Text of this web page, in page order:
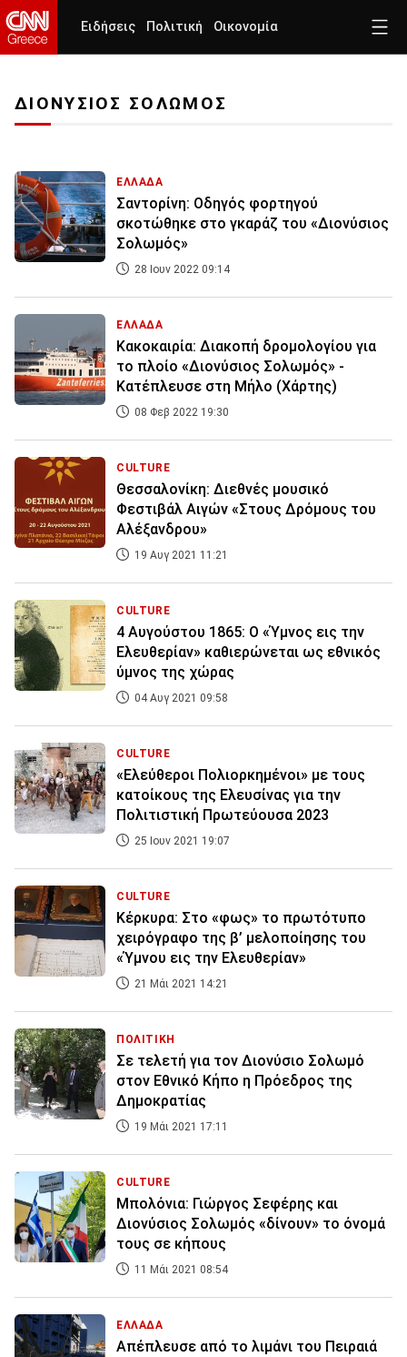
Ειδήσεις Πολιτική Οικονομία
ΔΙΟΝΥΣΙΟΣ ΣΟΛΩΜΟΣ
ΕΛΛΑΔΑ
Σαντορίνη: Οδηγός φορτηγού
σκοτώθηκε στο γκαράζ του «Διονύσιος
Σολωμός»
28 Ιουν 2022 09:14
ΕΛΛΑΔΑ
Κακοκαιρία: Διακοπή δρομολογίου για
το πλοίο «Διονύσιος Σολωμός» -
Κατέπλευσε στη Μήλο (Χάρτης)
08 Φεβ 2022 19:30
CULTURE
Θεσσαλονίκη: Διεθνές μουσικό
Φεστιβάλ Αιγών «Στους Δρόμους του
Αλέξανδρου»
19 Αυγ 2021 11:21
CULTURE
4 Αυγούστου 1865: Ο «Ύμνος εις την
Ελευθερίαν» καθιερώνεται ως εθνικός
ύμνος της χώρας
04 Αυγ 2021 09:58
CULTURE
«Ελεύθεροι Πολιορκημένοι» με τους
κατοίκους της Ελευσίνας για την
Πολιτιστική Πρωτεύουσα 2023
25 Ιουν 2021 19:07
CULTURE
Κέρκυρα: Στο «φως» το πρωτότυπο
χειρόγραφο της β’ μελοποίησης του
«Ύμνου εις την Ελευθερίαν»
21 Μάι 2021 14:21
ΠΟΛΙΤΙΚΗ
Σε τελετή για τον Διονύσιο Σολωμό
στον Εθνικό Κήπο η Πρόεδρος της
Δημοκρατίας
19 Μάι 2021 17:11
CULTURE
Μπολόνια: Γιώργος Σεφέρης και
Διονύσιος Σολωμός «δίνουν» το όνομά
τους σε κήπους
11 Μάι 2021 08:54
ΕΛΛΑΔΑ
Aπέπλευσε από το λιμάνι του Πειραιά